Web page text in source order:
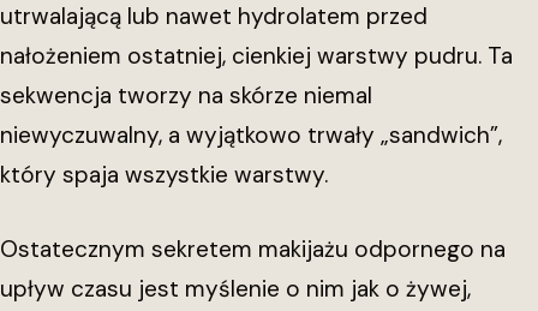
utrwalającą lub nawet hydrolatem przed
nałożeniem ostatniej, cienkiej warstwy pudru. Ta
sekwencja tworzy na skórze niemal
niewyczuwalny, a wyjątkowo trwały „sandwich”,
który spaja wszystkie warstwy.
Ostatecznym sekretem makijażu odpornego na
upływ czasu jest myślenie o nim jak o żywej,